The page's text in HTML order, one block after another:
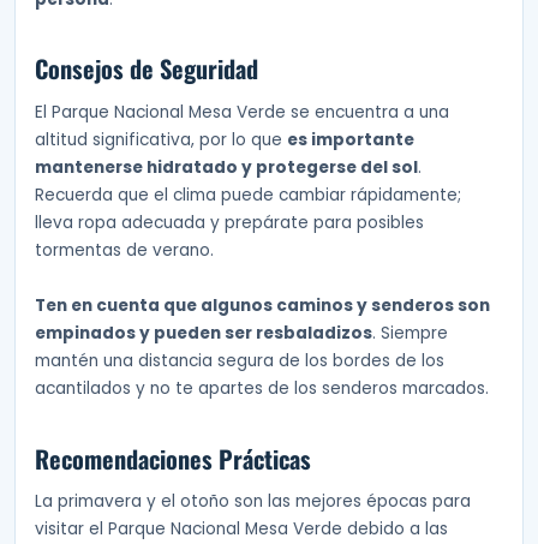
Consejos de Seguridad
El Parque Nacional Mesa Verde se encuentra a una
altitud significativa, por lo que es importante
mantenerse hidratado y protegerse del sol.
Recuerda que el clima puede cambiar rápidamente;
lleva ropa adecuada y prepárate para posibles
tormentas de verano.
Ten en cuenta que algunos caminos y senderos son
empinados y pueden ser resbaladizos. Siempre
mantén una distancia segura de los bordes de los
acantilados y no te apartes de los senderos marcados.
Recomendaciones Prácticas
La primavera y el otoño son las mejores épocas para
visitar el Parque Nacional Mesa Verde debido a las